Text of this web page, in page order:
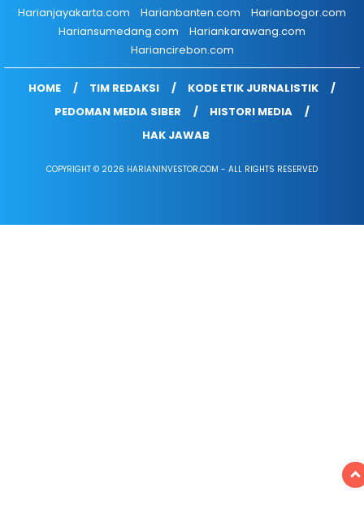
Harianjayakarta.com
Harianbanten.com
Harianbogor.com
Hariansumedang.com
Hariankarawang.com
Hariancirebon.com
HOME TIM REDAKSI
KODE ETIK JURNALISTIK
PEDOMAN MEDIA SIBER
HISTORI MEDIA
HAK JAWAB
COPYRIGHT © 2026 HARIANINVESTOR.COM - ALL RIGHTS RESERVED